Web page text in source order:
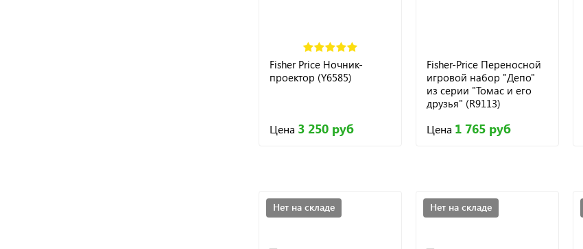
Fisher Price Ночник-
проектор (Y6585)
Цена 3 250 руб
Fisher-Price Переносной
игровой набор "Депо"
из серии "Томас и его
друзья" (R9113)
Цена 1 765 руб
Нет на складе Нет на складе